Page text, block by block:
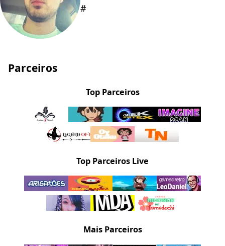
#
Parceiros
Top Parceiros
Top Parceiros Live
Mais Parceiros